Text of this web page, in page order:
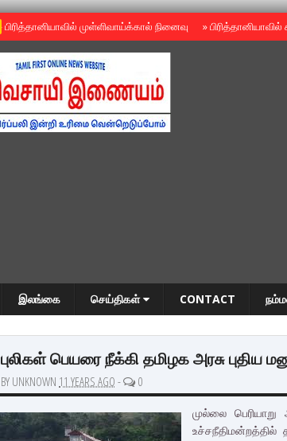
»பிரித்தானியாவில் முள்ளிவாய்க்கால் நினைவு »
இலங்கை செய்திகள் CONTACT
புலிகள் பெயரை நீக்கி தமிழக அரசு புதிய
BY UNKNOWN 11 YEARS AGO - 0
முல்லை